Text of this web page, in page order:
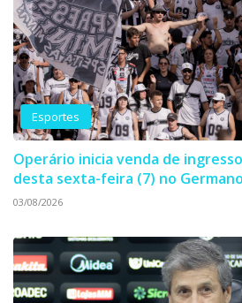
Esportes
Operário inicia venda de
desta sexta-feira (7) no
03/08/2026